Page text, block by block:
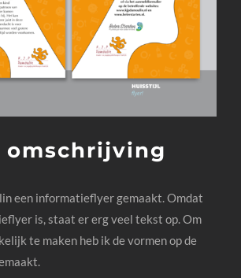
omschrijving
een informatieflyer gemaakt. Omdat
is, staat er erg veel tekst op. Om
te maken heb ik de vormen op de